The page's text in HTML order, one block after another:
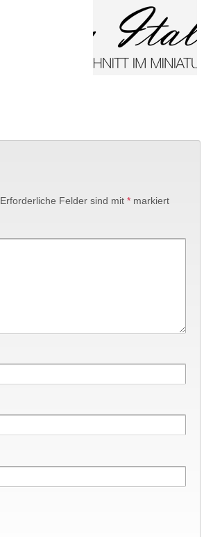
Erforderliche Felder sind mit * markiert